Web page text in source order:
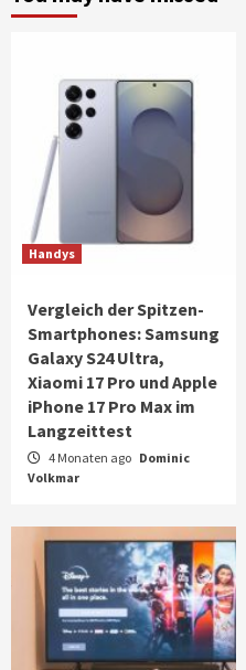
Handys
Vergleich der Spitzen-
Smartphones: Samsung
Galaxy S24 Ultra,
Xiaomi 17 Pro und Apple
iPhone 17 Pro Max im
Langzeittest
4 Monaten ago Dominic
Volkmar